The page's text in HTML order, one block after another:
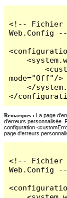
<!-- Fichier
Web.Config
    <system.web>
        <customErrors
mode="Off"/>
    </system.web>
</
Remarques : La page
d'erreurs personnalisée.
configuration
page d'erreurs
<!-- Fichier
Web.Config